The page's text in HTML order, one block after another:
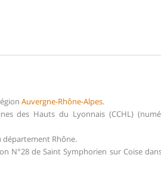
Auvergne-Rhône-Alpes.
des Hauts du Lyonnais (CCHL)
département Rhône.
N°28 de Saint Symphorien sur Coise